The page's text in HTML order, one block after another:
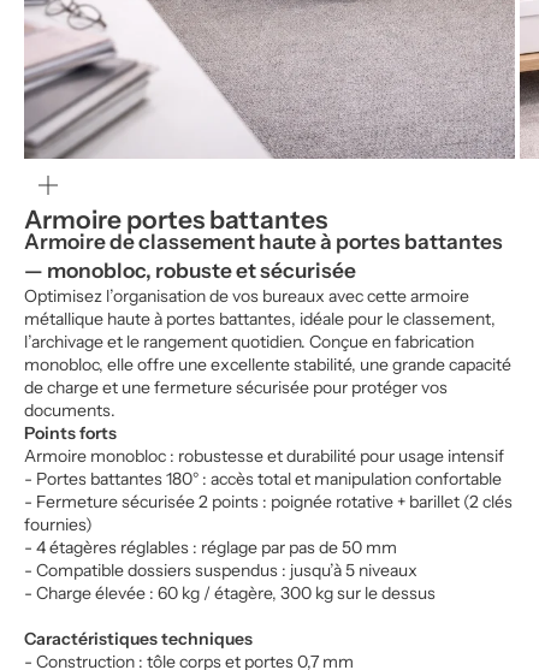
Armoire portes battantes
Armoire de classement haute à portes battantes
— monobloc, robuste et sécurisée
Optimisez l’organisation de vos bureaux avec cette armoire
métallique haute à portes battantes, idéale pour le classement,
l’archivage et le rangement quotidien. Conçue en fabrication
monobloc, elle offre une excellente stabilité, une grande capacité
de charge et une fermeture sécurisée pour protéger vos
documents.
Points forts
Armoire monobloc : robustesse et durabilité pour usage intensif
- Portes battantes 180° : accès total et manipulation confortable
- Fermeture sécurisée 2 points : poignée rotative + barillet (2 clés
fournies)
- 4 étagères réglables : réglage par pas de 50 mm
- Compatible dossiers suspendus : jusqu’à 5 niveaux
- Charge élevée : 60 kg / étagère, 300 kg sur le dessus
Caractéristiques techniques
- Construction : tôle corps et portes 0,7 mm